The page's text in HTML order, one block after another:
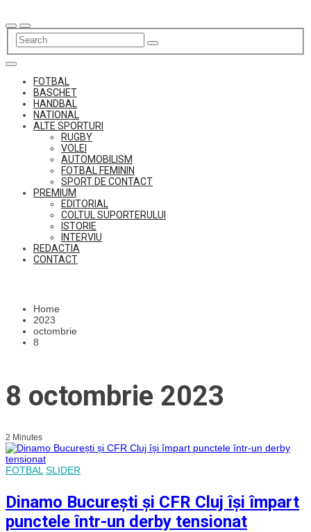
to
content
FOTBAL
BASCHET
HANDBAL
NATIONAL
ALTE SPORTURI
RUGBY
VOLEI
AUTOMOBILISM
FOTBAL FEMININ
SPORT DE CONTACT
PREMIUM
EDITORIAL
COLTUL SUPORTERULUI
ISTORIE
INTERVIU
REDACTIA
CONTACT
Home
2023
octombrie
8
8 octombrie 2023
2 Minutes
FOTBAL SLIDER
Dinamo București și CFR Cluj își împart
punctele într-un derby tensionat